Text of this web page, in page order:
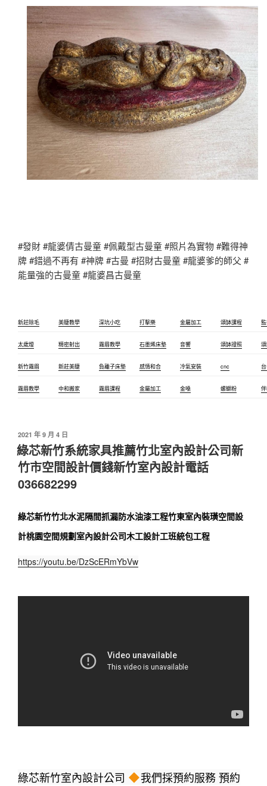
#發財 #龍婆倩古曼童 #佩戴型古曼童 #照片為實物 #難得神
牌 #錯過不再有 #神牌 #古曼 #招財古曼童 #龍婆爹的師父 #
能量強的古曼童 #龍婆昌古曼童
新莊除毛 美睫教學 深坑小吃 打擊樂 金屬加工 頌缽課程
太歲燈 精密射出 霧眉教學 石墨烯床墊 音響 頌缽證照
新竹霧眉 新莊美睫 負離子床墊 感情和合 冷氣安裝 cnc
霧眉教學 中和搬家 霧眉課程 金屬加工 金嗓 螺螄粉
發
佈
於
2021 年 9 月 4 日
綠芯新竹系統家具推薦竹北室內設計公司新
竹市空間設計價錢新竹室內設計電話
036682299
綠芯新竹竹北水泥隔間抓漏防水油漆工程竹東室內裝璜空間設
計桃園空間規劃室內設計公司木工設計工班統包工程
https://youtu.be/DzScERmYbVw
綠芯新竹室內設計公司
我們採預約服務 預約